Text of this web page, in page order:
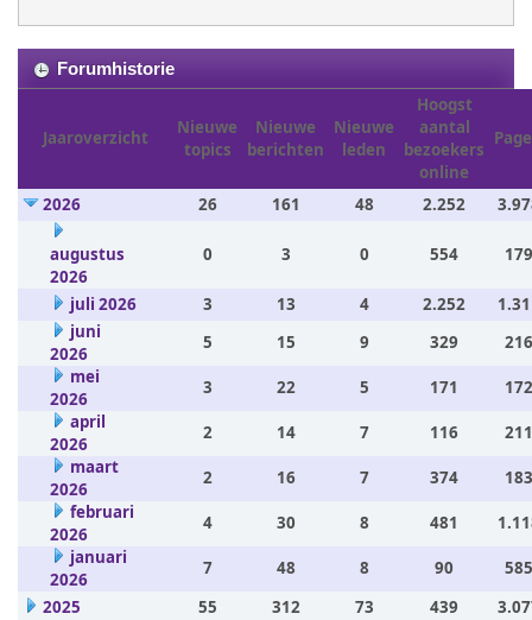
Forumhistorie
Jaaroverzicht
Nieuwe
topics
Nieuwe
berichten
Nieuwe
leden
Hoogst
aantal
bezoekers
online
2026 26 161 48 2.252
augustus
2026
0 3 0 554
juli 2026 3 13 4 2.252
juni
2026
5 15 9 329
mei
2026
3 22 5 171
april
2026
2 14 7 116
maart
2026
2 16 7 374
februari
2026
4 30 8 481
januari
2026
7 48 8 90
2025
55 312 73 439